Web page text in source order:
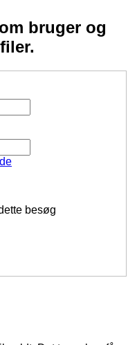
bruger og
besøg